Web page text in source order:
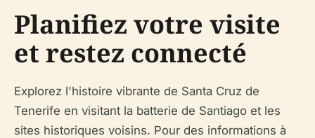
Planifiez votre visite
et restez connecté
Explorez l'histoire vibrante de Santa Cruz de
Tenerife en visitant la batterie de Santiago et les
sites historiques voisins. Pour des informations à